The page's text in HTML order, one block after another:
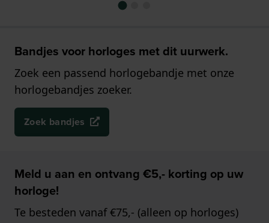
Bandjes voor horloges met dit uurwerk.
Zoek een passend horlogebandje met onze
horlogebandjes zoeker.
Zoek bandjes
Meld u aan en ontvang €5,- korting op uw
horloge!
Te besteden vanaf €75,- (alleen op horloges)